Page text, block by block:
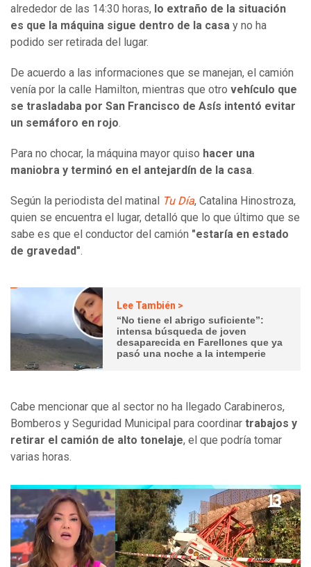
alrededor de las 14:30 horas, lo extraño de la situación
es que la máquina sigue dentro de la casa y no ha
podido ser retirada del lugar.
De acuerdo a las informaciones que se manejan, el camión
venía por la calle Hamilton, mientras que otro vehículo que
se trasladaba por San Francisco de Asís intentó evitar
un semáforo en rojo.
Para no chocar, la máquina mayor quiso hacer una
maniobra y terminó en el antejardín de la casa.
Según la periodista del matinal Tu Día, Catalina Hinostroza,
quien se encuentra el lugar, detalló que lo que último que se
sabe es que el conductor del camión "estaría en estado
de gravedad".
Lee También >
“No tiene el abrigo suficiente”:
intensa búsqueda de joven
desaparecida en Farellones que ya
pasó una noche a la intemperie
Cabe mencionar que al sector no ha llegado Carabineros,
Bomberos y Seguridad Municipal para coordinar trabajos y
retirar el camión de alto tonelaje, el que podría tomar
varias horas.